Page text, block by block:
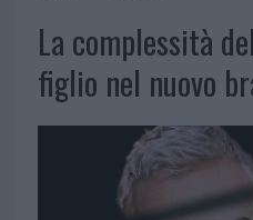
La complessità
figlio nel nuovo